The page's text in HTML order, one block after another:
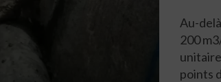
Au-
200
points